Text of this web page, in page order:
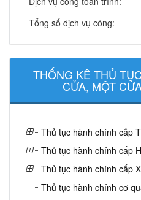
Tổng số dịch vụ công:
THỐNG KÊ THỦ
CỬA, MỘT
Thủ tục hành chính cấp
Thủ tục hành chính cấp
Thủ tục hành chính cấp
Thủ tục hành chính cơ